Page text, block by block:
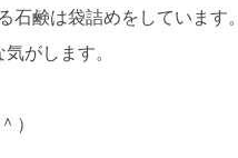
鹸は袋詰めをしています。
がします。
）